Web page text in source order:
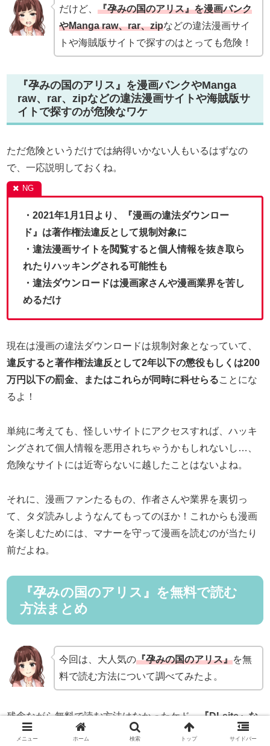
だけど、『孕みの国のアリス』を漫画バンク
やManga raw、rar、zipなどの違法漫画サイ
トや海賊版サイトで探すのはとっても危険！
『孕みの国のアリス』を漫画バンクやManga
raw、rar、zipなどの違法漫画サイトや海賊版サ
イトで探すのが危険なワケ
ただ危険というだけでは納得いかない人もいるはずなの
で、一応説明しておくね。
・2021年1月1日より、『漫画の違法ダウンロー
ド』は著作権法違反として規制対象に
・違法漫画サイトを閲覧すると個人情報を抜き取ら
れたりハッキングされる可能性も
・違法ダウンロードは漫画家さんや漫画業界を苦し
めるだけ
現在は漫画の違法ダウンロードは規制対象となっていて、
違反すると著作権法違反として2年以下の懲役もしくは200
万円以下の罰金、またはこれらが同時に科せらることにな
るよ！
単純に考えても、怪しいサイトにアクセスすれば、ハッキ
ングされて個人情報を悪用されちゃうかもしれないし…、
危険なサイトには近寄らないに越したことはないよね。
それに、漫画ファンたるもの、作者さんや業界を裏切っ
て、タダ読みしようなんてもってのほか！これからも漫画
を楽しむためには、マナーを守って漫画を読むのが当たり
前だよね。
『孕みの国のアリス』を無料で読む
方法まとめ
今回は、大人気の『孕みの国のアリス』を無
料で読む方法について調べてみたよ。
残念ながら無料で読む方法はなかったケド、『DLsite』な
ら、初回特典などを利用してかなりお得に読むことができ
メニュー ホーム 検索 トップ サイドバー